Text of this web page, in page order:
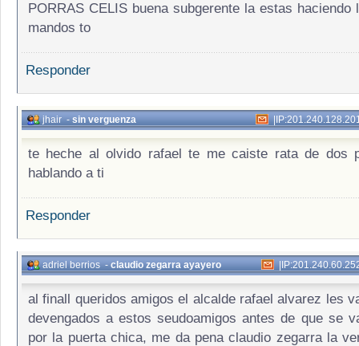
PORRAS CELIS buena subgerente la estas haciendo
mandos to
Responder
jhair-sin verguenza |
te heche al olvido rafael te me caiste rata de dos
hablando a ti
Responder
adriel berrios-claudio zegarra ayayero |
al finall queridos amigos el alcalde rafael alvarez les
devengados a estos seudoamigos antes de que se
por la puerta chica, me da pena claudio zegarra la